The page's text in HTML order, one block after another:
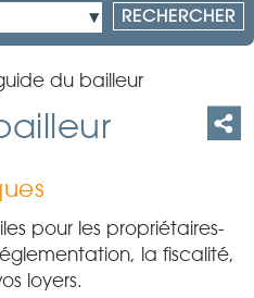
du bailleur
pour les propriétaires-
la fiscalité,
loyers.